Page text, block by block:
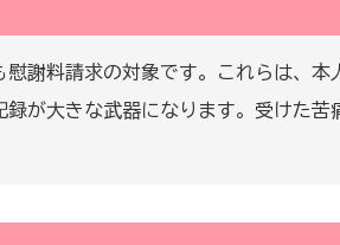
謝料請求の対象です。これらは、本
が大きな武器になります。受けた苦